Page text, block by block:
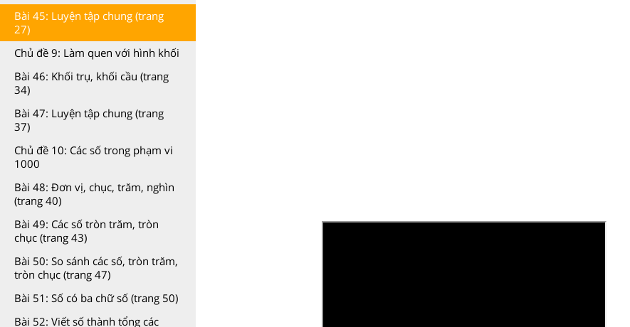
Bài 45: Luyện tập chung (trang
27)
Chủ đề 9: Làm quen với hình khối
Bài 46: Khối trụ, khối cầu (trang
34)
Bài 47: Luyện tập chung (trang
37)
Chủ đề 10: Các số trong phạm vi
1000
Bài 48: Đơn vị, chục, trăm, nghìn
(trang 40)
Bài 49: Các số tròn trăm, tròn
chục (trang 43)
Bài 50: So sánh các số, tròn trăm,
tròn chục (trang 47)
Bài 51: Số có ba chữ số (trang 50)
Bài 52: Viết số thành tổng các